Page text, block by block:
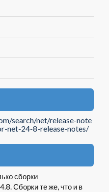
search/net/release-note
net-24-8-release-notes/
сборки
Сборки те же, что и в